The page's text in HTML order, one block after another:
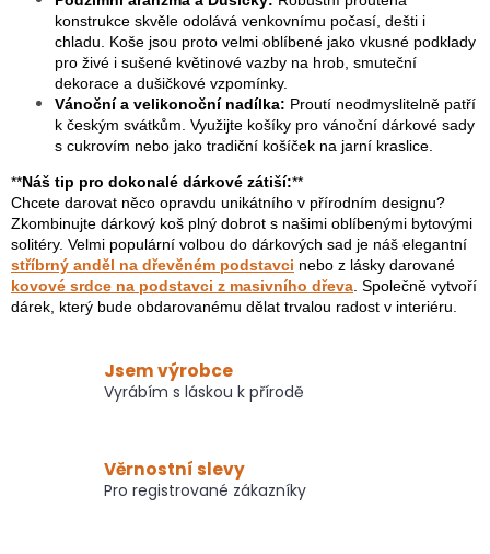
konstrukce skvěle odolává venkovnímu počasí, dešti i
chladu. Koše jsou proto velmi oblíbené jako vkusné podklady
pro živé i sušené květinové vazby na hrob, smuteční
dekorace a dušičkové vzpomínky.
Vánoční a velikonoční nadílka: Proutí neodmyslitelně patří
k českým svátkům. Využijte košíky pro vánoční dárkové sady
s cukrovím nebo jako tradiční košíček na jarní kraslice.
**Náš tip pro dokonalé dárkové zátiší:**
Chcete darovat něco opravdu unikátního v přírodním designu?
Zkombinujte dárkový koš plný dobrot s našimi oblíbenými bytovými
solitéry. Velmi populární volbou do dárkových sad je náš elegantní
stříbrný anděl na dřevěném podstavci nebo z lásky darované
kovové srdce na podstavci z masivního dřeva . Společně vytvoří
dárek, který bude obdarovanému dělat trvalou radost v interiéru.
Jsem výrobce
Vyrábím s láskou k přírodě
Věrnostní slevy
Pro registrované zákazníky